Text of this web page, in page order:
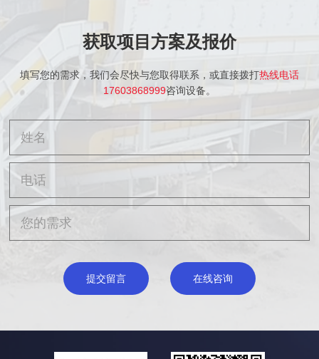
获取项目方案及报价
填写您的需求，我们会尽快与您取得联系，或直接拨打热线电话
17603868999咨询设备。
提交留言 在线咨询